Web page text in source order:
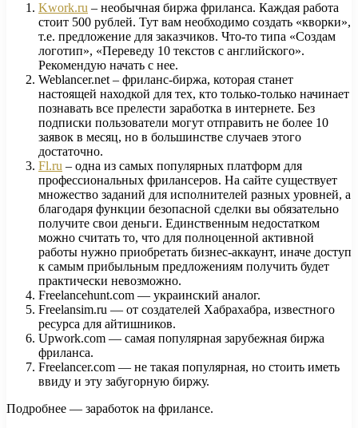
Kwork.ru – необычная биржа фриланса. Каждая работа
стоит 500 рублей. Тут вам необходимо создать «кворки»,
т.е. предложение для заказчиков. Что-то типа «Создам
логотип», «Переведу 10 текстов с английского».
Рекомендую начать с нее.
Weblancer.net – фриланс-биржа, которая станет
настоящей находкой для тех, кто только-только начинает
познавать все прелести заработка в интернете. Без
подписки пользователи могут отправить не более 10
заявок в месяц, но в большинстве случаев этого
достаточно.
Fl.ru – одна из самых популярных платформ для
профессиональных фрилансеров. На сайте существует
множество заданий для исполнителей разных уровней, а
благодаря функции безопасной сделки вы обязательно
получите свои деньги. Единственным недостатком
можно считать то, что для полноценной активной
работы нужно приобретать бизнес-аккаунт, иначе доступ
к самым прибыльным предложениям получить будет
практически невозможно.
Freelancehunt.com — украинский аналог.
Freelansim.ru — от создателей Хабрахабра, известного
ресурса для айтишников.
Upwork.com — самая популярная зарубежная биржа
фриланса.
Freelancer.com — не такая популярная, но стоить иметь
ввиду и эту забугорную биржу.
Подробнее — заработок на фрилансе.